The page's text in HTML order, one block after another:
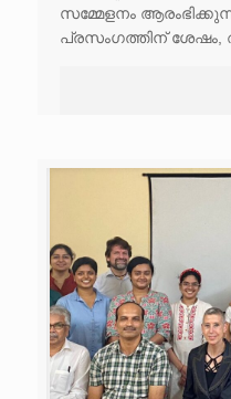
സമ്മേളനം
പ്രസംഗത്തിന് ശേഷം,